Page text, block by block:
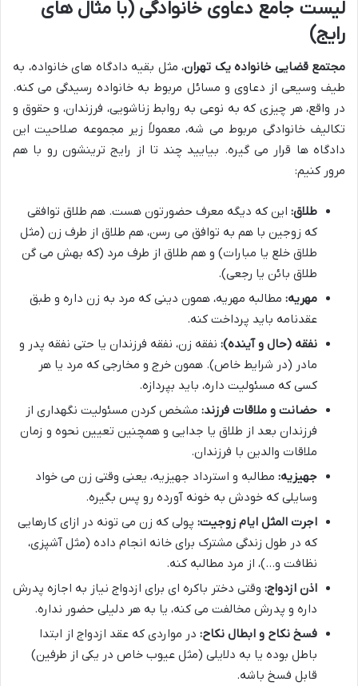
لیست جامع دعاوی خانوادگی (با مثال های
رایج)
مجتمع قضایی خانواده یک تهران، مثل بقیه دادگاه های خانواده، به
طیف وسیعی از دعاوی و مسائل مربوط به خانواده رسیدگی می کنه.
در واقع، هر چیزی که به نوعی به روابط زناشویی، فرزندان، و حقوق و
تکالیف خانوادگی مربوط می شه، معمولاً زیر مجموعه صلاحیت این
دادگاه ها قرار می گیره. بیایید چند تا از رایج ترینشون رو با هم
مرور کنیم:
طلاق: این که دیگه معرف حضورتون هست. هم طلاق توافقی
که زوجین با هم به توافق می رسن، هم طلاق از طرف زن (مثل
طلاق خلع یا مبارات) و هم طلاق از طرف مرد (که بهش می گن
طلاق بائن یا رجعی).
مهریه: مطالبه مهریه، همون دینی که مرد به زن داره و طبق
عقدنامه باید پرداخت کنه.
نفقه (حال و آینده): نفقه زن، نفقه فرزندان یا حتی نفقه پدر و
مادر (در شرایط خاص). همون خرج و مخارجی که مرد یا هر
کسی که مسئولیت داره، باید بپردازه.
حضانت و ملاقات فرزند: مشخص کردن مسئولیت نگهداری از
فرزندان بعد از طلاق یا جدایی و همچنین تعیین نحوه و زمان
ملاقات والدین با فرزندان.
جهیزیه: مطالبه و استرداد جهیزیه، یعنی وقتی زن می خواد
وسایلی که خودش به خونه آورده رو پس بگیره.
اجرت المثل ایام زوجیت: پولی که زن می تونه در ازای کارهایی
که در طول زندگی مشترک برای خانه انجام داده (مثل آشپزی،
نظافت و…)، از مرد مطالبه کنه.
اذن ازدواج: وقتی دختر باکره ای برای ازدواج نیاز به اجازه پدرش
داره و پدرش مخالفت می کنه، یا به هر دلیلی حضور نداره.
فسخ نکاح و ابطال نکاح: در مواردی که عقد ازدواج از ابتدا
باطل بوده یا به دلایلی (مثل عیوب خاص در یکی از طرفین)
قابل فسخ باشه.